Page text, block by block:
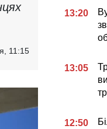
11:15
13:20
13:05
12:50